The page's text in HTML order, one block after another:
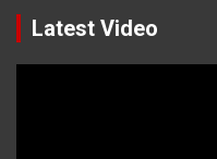
Latest Video